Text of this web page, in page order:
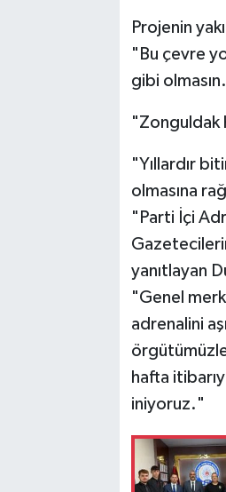
​Projenin
​"Bu çevre
gibi
​"Zonguldak
​"Yıllardır
olmasına
​"Parti İçi
yanıtlayan
​"Genel
adrenalini
hafta
iniyoruz."